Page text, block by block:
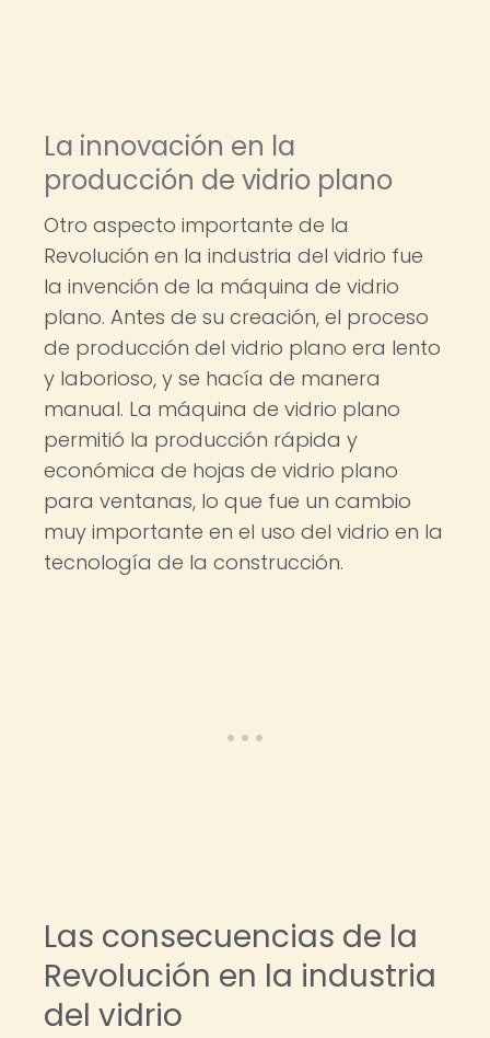
La innovación en la
producción de vidrio plano
Otro aspecto importante de la
Revolución en la industria del vidrio fue
la invención de la máquina de vidrio
plano. Antes de su creación, el proceso
de producción del vidrio plano era lento
y laborioso, y se hacía de manera
manual. La máquina de vidrio plano
permitió la producción rápida y
económica de hojas de vidrio plano
para ventanas, lo que fue un cambio
muy importante en el uso del vidrio en la
tecnología de la construcción.
Las consecuencias de la
Revolución en la industria
del vidrio